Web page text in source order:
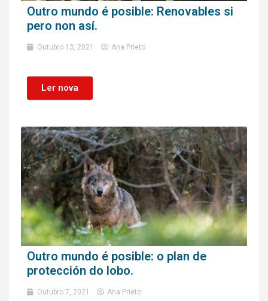
Outro mundo é posible: Renovables si
pero non así.
Outubro 13, 2021 Ana Prieto
Ler nova
Outro mundo é posible: o plan de
protección do lobo.
Outubro 7, 2021 Ana Prieto